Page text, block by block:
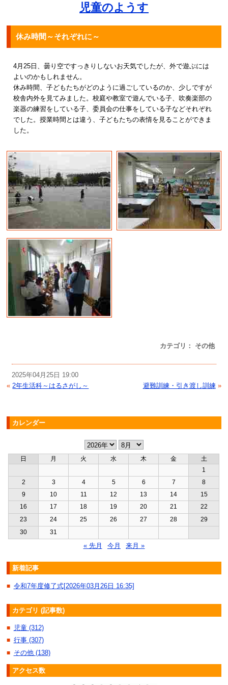
児童のようす
休み時間～それぞれに～
カテゴリ： その他
4月25日、曇り空ですっきりしないお天気でしたが、外で遊ぶには
よいのかもしれません。
休み時間、子どもたちがどのように過ごしているのか、少しですが
校舎内外を見てみました。校庭や教室で遊んでいる子、吹奏楽部の
楽器の練習をしている子、委員会の仕事をしている子などそれぞれ
でした。授業時間とは違う、子どもたちの表情を見ることができま
した。
2025年04月25日 19:00
« 2年生活科～はるさがし～ 避難訓練・引き渡し訓練 »
カレンダー
日 月 火 水 木 金
土
1
2
3 4 5 6 7
8
9
10 11 12 13 14
15
16
17 18 19 20 21
22
23
24 25 26 27 28
29
30
31
« 先月 今月 来月 »
新着記事
■ 令和7年度修了式[2026年03月26日 16:35]
カテゴリ (記事数)
■ 児童 (312)
■ 行事 (307)
■ その他 (138)
アクセス数